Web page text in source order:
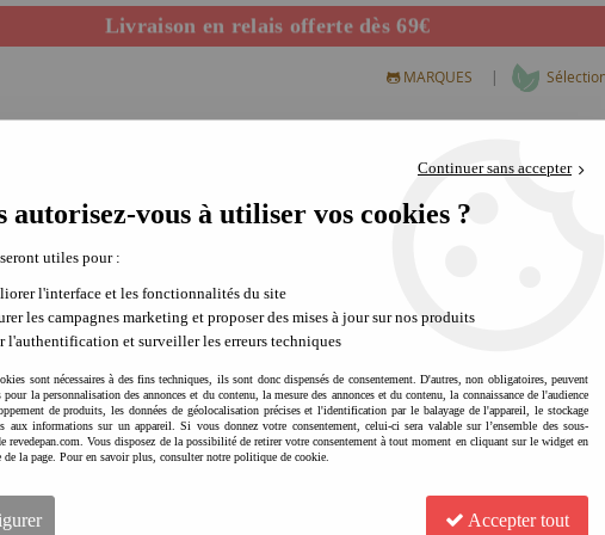
Livraison en relais offerte dès 69€
MARQUES |
CREATIFS MODE & HIGH
et même trottinettes pour enfants, il était indispensable pour la marque de
blondes.
pour enfantsavec leurs couleurs emblématiques à matcher avec la
de style recherché. Vous retrouverez évidemment le modèle crème, le
avec le blanc et le rouge notamment.
elle s'est aussi entourée de designer de renom et a développé des coloris
Le
Le
Continuer sans accepter
autorisez-vous à utiliser vos cookies ?
utiles pour :
l'interface et les fonctionnalités du site
les campagnes marketing et proposer des mises à jour sur nos produits
l'authentification et surveiller les erreurs techniques
sont nécessaires à des fins techniques, ils sont donc dispensés de consentement. D'autres, non obligatoires, peuvent
pour la personnalisation des annonces et du contenu, la mesure des annonces et du contenu, la connaissance de l'audience
de produits, les données de géolocalisation précises et l'identification par le balayage de l'appareil, le stockage
aux informations sur un appareil. Si vous donnez votre consentement, celui-ci sera valable sur l’ensemble des sous-
revedepan.com. Vous disposez de la possibilité de retirer votre consentement à tout moment en cliquant sur le widget en
de la page. Pour en savoir plus, consulter notre politique de cookie.
Accepter tout